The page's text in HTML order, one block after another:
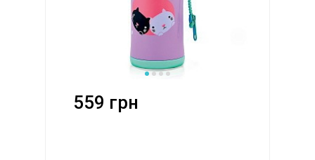
559 грн